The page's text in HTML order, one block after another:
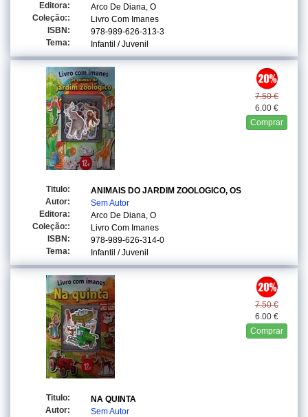
Editora:
Arco De Diana, O
Coleção::
Livro Com Imanes
ISBN:
978-989-626-313-3
Tema:
Infantil / Juvenil
7.50 €
6.00 €
Comprar
Titulo:
ANIMAIS DO JARDIM ZOOLOGICO, OS
Autor:
Sem Autor
Editora:
Arco De Diana, O
Coleção::
Livro Com Imanes
ISBN:
978-989-626-314-0
Tema:
Infantil / Juvenil
7.50 €
6.00 €
Comprar
Titulo:
NA QUINTA
Autor:
Sem Autor